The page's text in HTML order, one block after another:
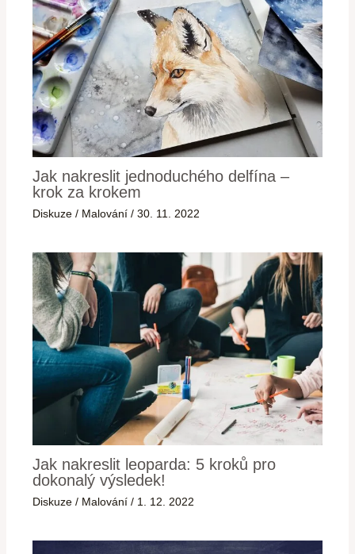
Jak nakreslit jednoduchého delfína –
krok za krokem
Diskuze / Malování /30. 11. 2022
Jak nakreslit leoparda: 5 kroků pro
dokonalý výsledek!
Diskuze / Malování / 1. 12. 2022